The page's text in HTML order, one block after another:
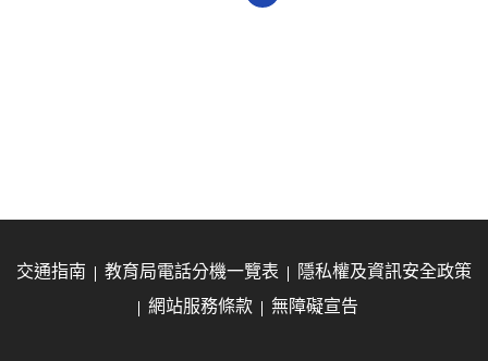
交通指南 教育局電話分機一覽表
隱私權及資訊安全政策
網站服務條款
無障礙宣告